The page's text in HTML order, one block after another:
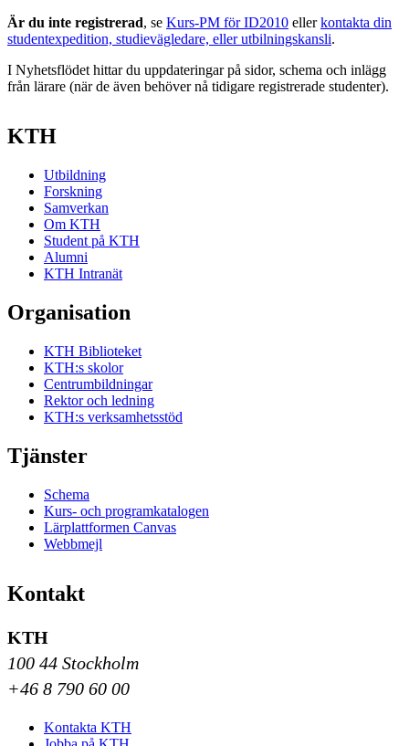
Är du inte registrerad, se Kurs-PM för ID2010 ellerkontakta din
studentexpedition, studievägledare, eller utbilningskansli.
I Nyhetsflödet hittar du uppdateringar på sidor, schema och inlägg
från lärare (när de även behöver nå tidigare registrerade studenter).
KTH
Utbildning
Forskning
Samverkan
Om KTH
Student på KTH
Alumni
KTH Intranät
Organisation
KTH Biblioteket
KTH:s skolor
Centrumbildningar
Rektor och ledning
KTH:s verksamhetsstöd
Tjänster
Schema
Kurs- och programkatalogen
Lärplattformen Canvas
Webbmejl
Kontakt
KTH
100 44 Stockholm
+46 8 790 60 00
Kontakta KTH